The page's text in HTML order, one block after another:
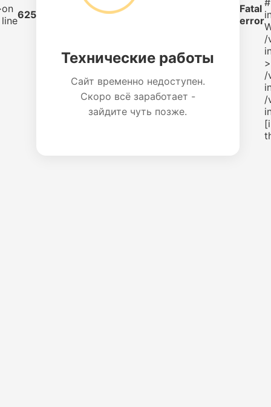
on
line625
Технические работы
Сайт временно недоступен.
Скоро всё заработает -
зайдите чуть позже.
Fatal
error
/
/
/